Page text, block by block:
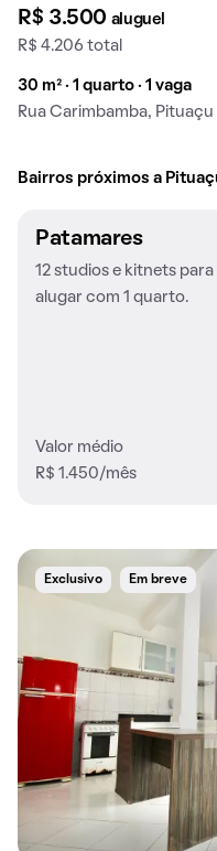
R$ 3.500 aluguel
R$ 4.206 total
30 m² · 1 quarto · 1 vaga
Rua Carimbamba, Pituaçu
Bairros próximos a
Patamares
12 studios e kitnets para
alugar com 1 quarto.
Valor médio
R$ 1.450/mês
Exclusivo Em breve